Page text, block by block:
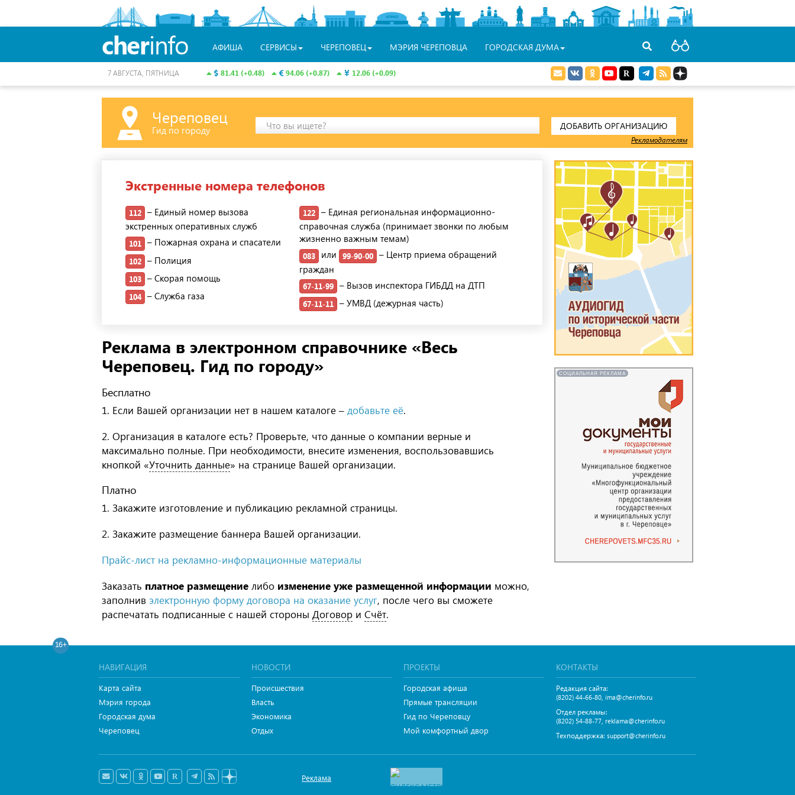
cherinfo АФИША СЕРВИСЫ ЧЕРЕПОВЕЦ МЭРИЯ ЧЕРЕПОВЦА ГОРОДСКАЯ ДУМА
81.41 (+0.48) 94.06 (+0.87) 12.06 (+0.09)
7 АВГУСТА, ПЯТНИЦА
Череповец
Гид по городу Что вы ищете? ДОБАВИТЬ ОРГАНИЗАЦИЮ
Рекламодателям
Экстренные номера телефонов
112 – Единый номер вызова
экстренных оперативных служб
101 – Пожарная охрана и спасатели
102 – Полиция
103 – Скорая помощь
104 – Служба газа
122
– Единая региональная информационно-
справочная служба (принимает звонки по любым
жизненно важным темам)
083 или 99-90-00 – Центр приема обращений
граждан
67-11-99 – Вызов инспектора ГИБДД на ДТП
67-11-11 – УМВД (дежурная часть)
Реклама в электронном справочнике «Весь
Череповец. Гид по городу»
Бесплатно
1. Если Вашей организации нет в нашем каталоге – добавьте её.
2. Организация в каталоге есть? Проверьте, что данные о компании верные и
максимально полные. При необходимости, внесите изменения, воспользовавшись
кнопкой «Уточнить данные» на странице Вашей организации.
Платно
1. Закажите изготовление и публикацию рекламной страницы.
2. Закажите размещение баннера Вашей организации.
Прайс-лист на рекламно-информационные материалы
Заказать платное размещение либо изменение уже размещенной информации можно,
заполнив электронную форму договора на оказание услуг, после чего вы сможете
распечатать подписанные с нашей стороны Договор и Счёт.
СОЦИАЛЬНАЯ РЕКЛАМА
16+
НАВИГАЦИЯ
Карта сайта
Мэрия города
Городская дума
Череповец
НОВОСТИ
Происшествия
Власть
Экономика
Отдых
ПРОЕКТЫ
Городская афиша
Прямые трансляции
Гид по Череповцу
Мой комфортный двор
КОНТАКТЫ
Редакция сайта:
(8202) 44-66-80, ima@cherinfo.ru
Отдел рекламы:
(8202) 54-88-77, reklama@cherinfo.ru
Техподдержка: support@cherinfo.ru
Реклама